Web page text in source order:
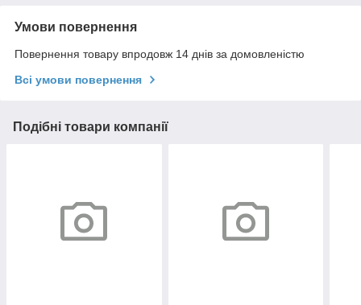
Умови повернення
Повернення товару впродовж 14 днів за домовленістю
Всі умови повернення
Подібні товари компанії